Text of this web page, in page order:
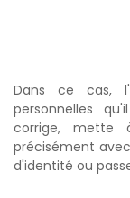
Dans ce cas,
personnelles
corrige, mette
précisément
d'identité ou